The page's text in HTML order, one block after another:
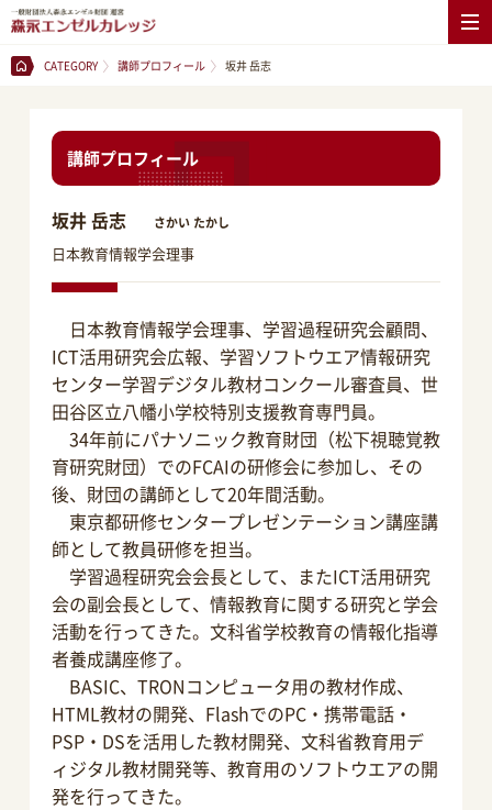
CATEGORY 講師プロフィール 坂井 岳志
講師プロフィール
坂井 岳志 さかい たかし
日本教育情報学会理事
日本教育情報学会理事、学習過程研究会顧問、
ICT活用研究会広報、学習ソフトウエア情報研究
センター学習デジタル教材コンクール審査員、世
田谷区立八幡小学校特別支援教育専門員。
34年前にパナソニック教育財団（松下視聴覚教
育研究財団）でのFCAIの研修会に参加し、その
後、財団の講師として20年間活動。
東京都研修センタープレゼンテーション講座講
師として教員研修を担当。
学習過程研究会会長として、またICT活用研究
会の副会長として、情報教育に関する研究と学会
活動を行ってきた。文科省学校教育の情報化指導
者養成講座修了。
BASIC、TRONコンピュータ用の教材作成、
HTML教材の開発、FlashでのPC・携帯電話・
PSP・DSを活用した教材開発、文科省教育用デ
ィジタル教材開発等、教育用のソフトウエアの開
発を行ってきた。